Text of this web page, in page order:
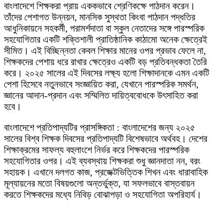
বাংলাদেশে শিক্ষকরা প্রায় এককভাবে শ্রেণিকক্ষে পাঠদান করেন।
তাঁদের পেশাগত উন্নয়ন, মানসিক সুস্থতা কিংবা পাঠদান পদ্ধতির
আধুনিকায়নে সহকর্মী, পরামর্শদাতা বা স্কুল নেতাদের সঙ্গে পারস্পরিক
সহযোগিতার একটি শক্তিশালী প্রাতিষ্ঠানিক কাঠামো অনেক ক্ষেত্রেই
সীমিত। এই বিচ্ছিন্নতা কেবল শিক্ষার মানের ওপর প্রভাব ফেলে না,
শিক্ষকদের পেশায় ধরে রাখার ক্ষেত্রেও একটি বড় প্রতিবন্ধকতা তৈরি
করে। ২০২৫ সালের এই দিবসের লক্ষ্য হলো শিক্ষাদানকে এমন একটি
পেশা হিসেবে নতুনভাবে সংজ্ঞায়িত করা, যেখানে পারস্পরিক সমর্থন,
জ্ঞানের আদান-প্রদান এবং সম্মিলিত দায়িত্ববোধকে উৎসাহিত করা
হবে।
বাংলাদেশে প্রতিপাদ্যটির প্রাসঙ্গিকতা : বাংলাদেশের জন্য ২০২৫
সালের বিশ্ব শিক্ষক দিবসের প্রতিপাদ্যটি বিশেষভাবে অর্থবহ। দেশের
শিক্ষাক্রমের সাফল্য বহুলাংশে নির্ভর করে শিক্ষকদের পারস্পরিক
সহযোগিতার ওপর। এই ব্যবস্থায় শিক্ষকরা শুধু জ্ঞানদাতা নন, বরং
সহায়ক। এখানে দলগত কাজ, প্রজেক্টভিত্তিক শিখন এবং ধারাবাহিক
মূল্যায়নের মতো বিষয়গুলো অন্তর্ভুক্ত, যা সফলভাবে বাস্তবায়ন
করতে শিক্ষকদের মধ্যে নিবিড় বোঝাপড়া ও সহযোগিতা অপরিহার্য।